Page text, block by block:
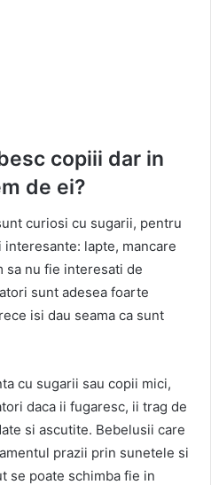
copiii dar in
de ei?
curiosi cu sugarii, pentru
lapte, mancare
sa nu fie interesati de
sunt adesea foarte
isi dau seama ca sunt
cu sugarii sau copii mici,
daca ii fugaresc, ii trag de
si ascutite. Bebelusii care
prazii prin sunetele si
se poate schimba fie in